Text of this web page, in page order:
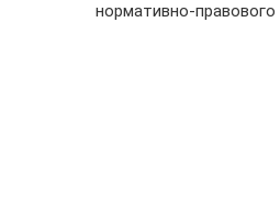
нормативно-правового